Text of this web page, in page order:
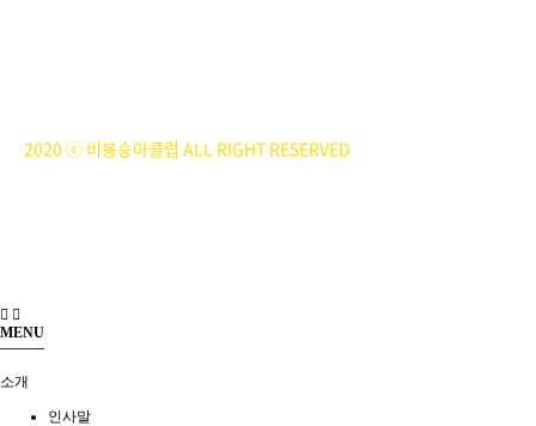
2020 ⓒ 비봉승마클럽 ALL RIGHT RESERVED
MENU
소개
인사말